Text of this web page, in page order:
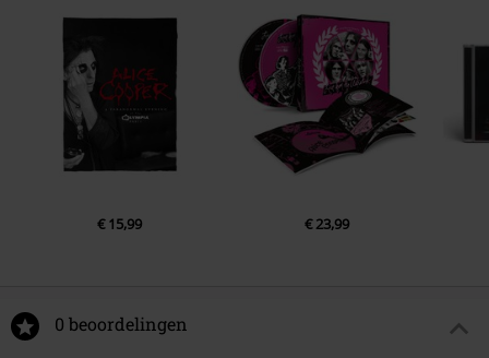
Bye Bye, Baby
Be with you awhile
Detroit city
Spirits rebellious
This house is haunted
The song that didn't rhyme
€ 15,99 € 23,99
0 beoordelingen